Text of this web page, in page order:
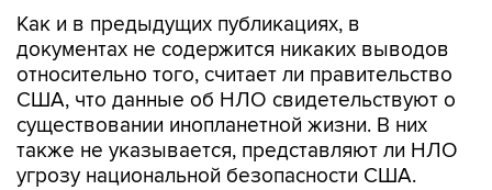
Как и в предыдущих публикациях, в
документах не содержится никаких выводов
относительно того, считает ли правительство
США, что данные об НЛО свидетельствуют о
существовании инопланетной жизни. В них
также не указывается, представляют ли НЛО
угрозу национальной безопасности США.